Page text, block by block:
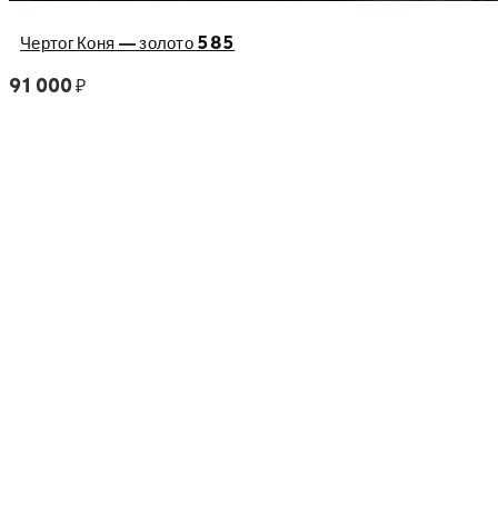
Чертог Коня — золото 585
91 000₽